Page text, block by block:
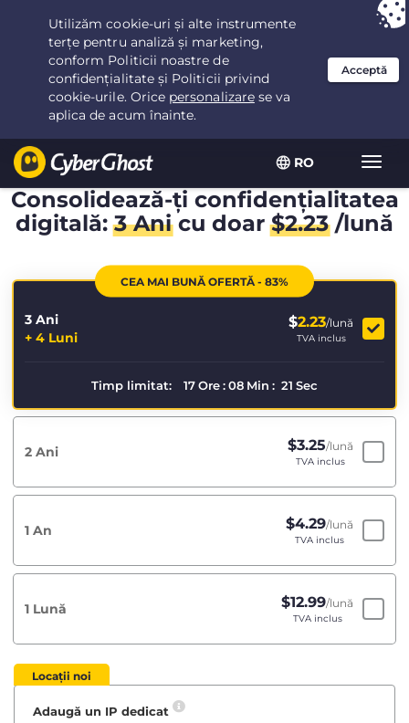
RO
Ai ales:Cea mai bună ofertăpentru 3.3333333333333ani la $
/lună
Consolidează-ți confidențialitatea
digitală:3 Anicu doar$2.23/lună
CEA MAI BUNĂ OFERTĂ - 83%
3 Ani
+ 4 Luni
$2.23/lună
TVA inclus
Timp limitat: 17Ore:08 Min : 21 Sec
2 Ani $3.25/lună
TVA inclus
1 An $4.29/lună
TVA inclus
1 Lună $12.99/lună
TVA inclus
Locații noi
Adaugă un IP dedicat